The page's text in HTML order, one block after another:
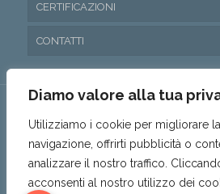
Diamo valore alla tua
Utilizziamo i cookie per migliorare
navigazione, offrirti pubblicità o
analizzare il nostro traffico. Cliccando
acconsenti al nostro utilizzo dei
CERTIFICAZIONI
CONTATTI
© 2016 Ecoteam Srl. • P.IVA